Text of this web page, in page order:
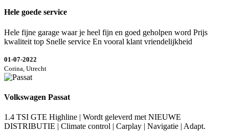
Hele goede service
Hele fijne garage waar je heel fijn en goed geholpen word Prijs
kwaliteit top Snelle service En vooral klant vriendelijkheid
01-07-2022
Corina, Utrecht
Volkswagen Passat
1.4 TSI GTE Highline | Wordt geleverd met NIEUWE
DISTRIBUTIE | Climate control | Carplay | Navigatie | Adapt.